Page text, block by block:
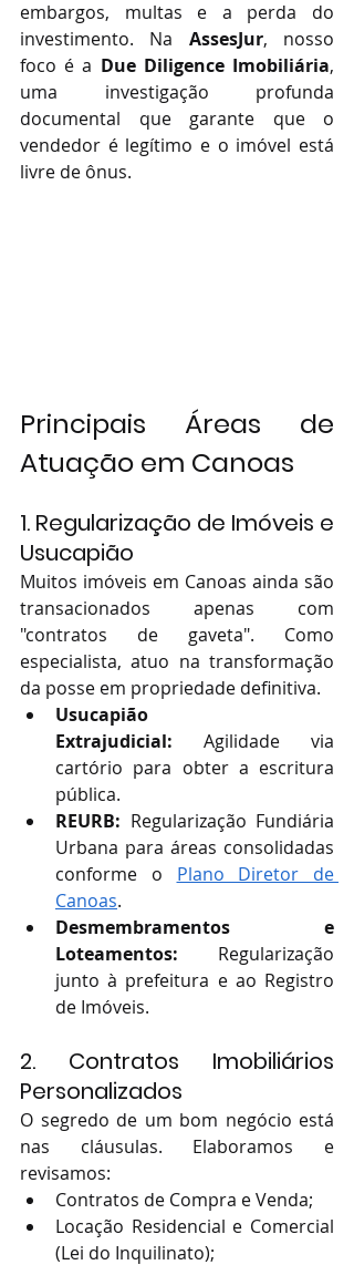
embargos, multas e a perda do
investimento. Na AssesJur, nosso
foco é a Due Diligence Imobiliária,
uma investigação profunda
documental que garante que o
vendedor é legítimo e o imóvel está
livre de ônus.
Principais Áreas de
Atuação em Canoas
1. Regularização de Imóveis e
Usucapião
Muitos imóveis em Canoas ainda são
transacionados apenas com
"contratos de gaveta". Como
especialista, atuo na transformação
da posse em propriedade definitiva.
Usucapião
Extrajudicial: Agilidade via
cartório para obter a escritura
pública.
REURB: Regularização Fundiária
Urbana para áreas consolidadas
conforme o Plano Diretor de
Canoas.
Desmembramentos e
Loteamentos: Regularização
junto à prefeitura e ao Registro
de Imóveis.
2. Contratos Imobiliários
Personalizados
O segredo de um bom negócio está
nas cláusulas. Elaboramos e
revisamos:
Contratos de Compra e Venda;
Locação Residencial e Comercial
(Lei do Inquilinato);